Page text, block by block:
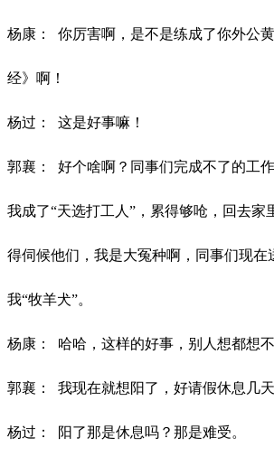
杨康： 你厉害啊，是不是练成了你外公
经》啊！
杨过： 这是好事嘛！
郭襄： 好个啥啊？同事们完成不了的工
我成了“天选打工人”，累得够呛，回去家
得伺候他们，我是大冤种啊，同事们现在
我“牧羊犬”。
杨康： 哈哈，这样的好事，别人想都想不
郭襄： 我现在就想阳了，好请假休息几天
杨过： 阳了那是休息吗？那是难受。